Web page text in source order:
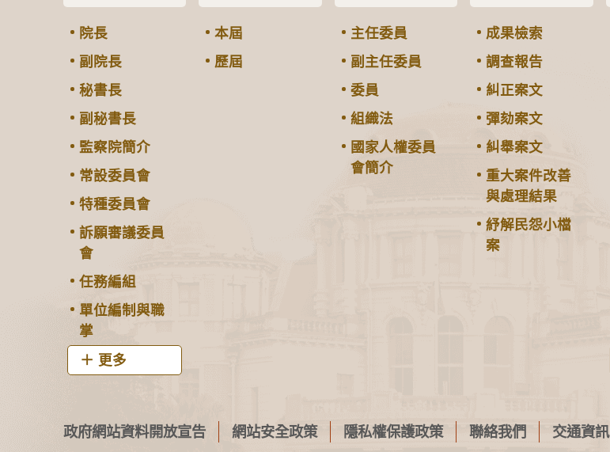
院長
副院長
秘書長
副秘書長
監察院簡介
常設委員會
特種委員會
訴願審議委員
會
任務編組
單位編制與職
掌
更多
本屆
歷屆
主任委員
副主任委員
委員
組織法
國家人權委員
會簡介
成果檢索
調查報告
糾正案文
彈劾案文
糾舉案文
重大案件改善
與處理結果
紓解民怨小檔
案
政府網站資料開放宣告 網站安全政策 隱私權保護政策 聯絡我們 交通資訊